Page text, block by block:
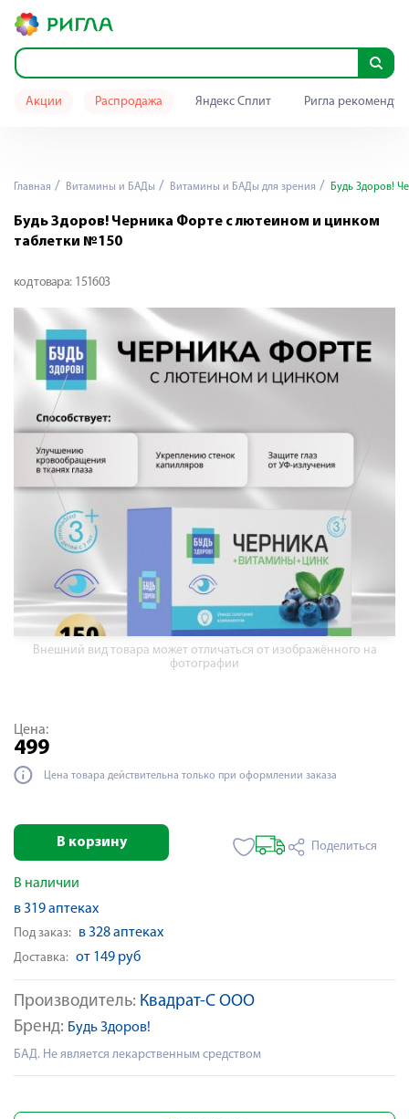
Акции Распродажа Яндекс Сплит Ригла
Главная Витамины и БАДы Витамины и БАДы для зрения Будь Здоров!
Будь Здоров! Черника Форте с лютеином и цинком
таблетки №150
код товара: 151603
Внешний вид товара может отличаться от изображённого на
фотографии
Производитель: Квадрат-С ООО
Бренд: Будь Здоров!
БАД. Не является лекарственным средством
Цена:
499
Цена товара действительна только при оформлении заказа
В корзину Поделиться
В наличии
в 319 аптеках
Под заказ: в 328 аптеках
Доставка: от 149 руб